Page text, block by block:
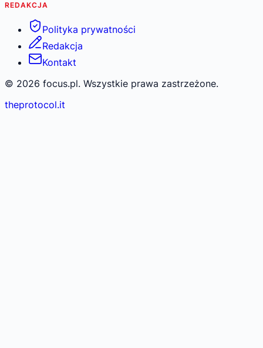
REDAKCJA
Polityka prywatności
Redakcja
Kontakt
© 2026 focus.pl. Wszystkie prawa zastrzeżone.
theprotocol.it